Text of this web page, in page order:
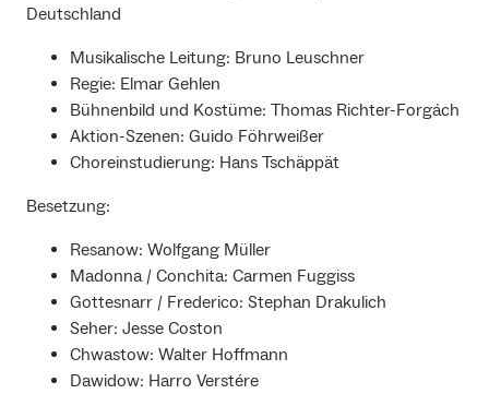
Deutschland
Musikalische Leitung: Bruno Leuschner
Regie: Elmar Gehlen
Bühnenbild und Kostüme: Thomas Richter-Forgách
Aktion-Szenen: Guido Föhrweißer
Choreinstudierung: Hans Tschäppät
Besetzung:
Resanow: Wolfgang Müller
Madonna / Conchita: Carmen Fuggiss
Gottesnarr / Frederico: Stephan Drakulich
Seher: Jesse Coston
Chwastow: Walter Hoffmann
Dawidow: Harro Verstére